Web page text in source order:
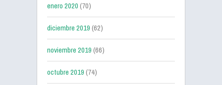
enero 2020(70)
diciembre 2019(62)
noviembre 2019(66)
octubre 2019(74)